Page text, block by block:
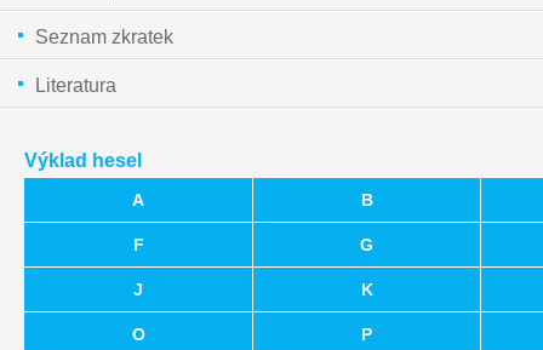
Seznam zkratek
Literatura
Výklad hesel
A B
F G
J K
O P